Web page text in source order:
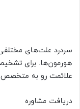
سردرد علت‌های مختلفی
هورمون‌ها. برای
علائمت رو به متخصص
دریافت مشاوره